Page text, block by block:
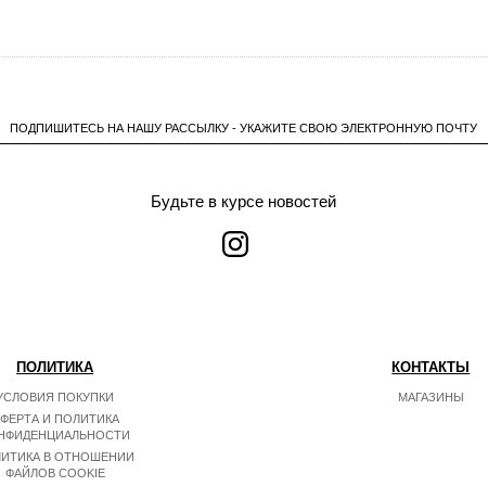
ПОДПИШИТЕСЬ НА НАШУ РАССЫЛКУ - УКАЖИТЕ СВОЮ ЭЛЕКТРОННУЮ ПОЧТУ
Будьте в курсе новостей
ПОЛИТИКА
ПОКУПКИ
И ПОЛИТИКА
В ОТНОШЕНИИ
ФАЙЛОВ COOKIE
КОНТАКТЫ
МАГАЗИНЫ